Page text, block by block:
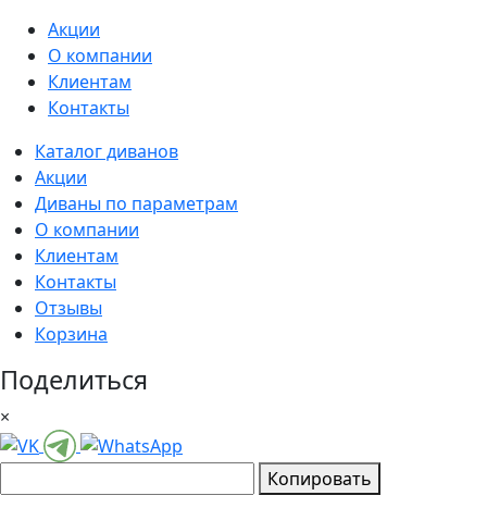
Акции
О компании
Клиентам
Контакты
Каталог диванов
Акции
Диваны по параметрам
О компании
Клиентам
Контакты
Отзывы
Корзина
Поделиться
×
Копировать